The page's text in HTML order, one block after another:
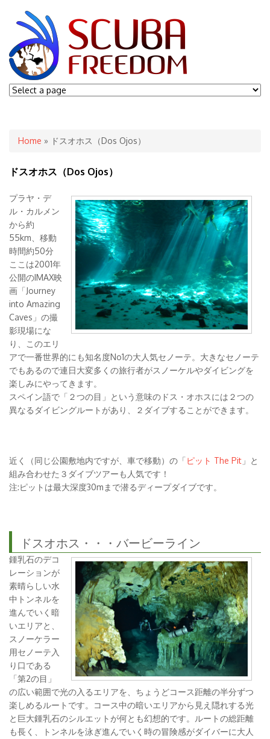
You are here
Home » ドスオホス（Dos Ojos）
ドスオホス（Dos Ojos）
プラヤ・デ
ル・カルメン
から約
55km、移動
時間約50分
ここは2001年
公開のIMAX映
画「Journey
into Amazing
Caves」の撮
影現場にな
り、このエリ
アで一番世界的にも知名度No1の大人気セノーテ。大きなセノーテ
でもあるので連日大変多くの旅行者がスノーケルやダイビングを
楽しみにやってきます。
スペイン語で「２つの目」という意味のドス・オホスには２つの
異なるダイビングルートがあり、２ダイブすることができます。
近く（同じ公園敷地内ですが、車で移動）の「ピット The Pit 」と
組み合わせた３ダイブツアーも人気です！
注:ピットは最大深度30mまで潜るディープダイブです。
ドスオホス・・・バービーライン
鍾乳石のデコ
レーションが
素晴らしい水
中トンネルを
進んでいく暗
いエリアと、
スノーケラー
用セノーテ入
り口である
「第2の目」
の広い範囲で光の入るエリアを、ちょうどコース距離の半分ずつ
楽しめるルートです。コース中の暗いエリアから見え隠れする光
と巨大鍾乳石のシルエットが何とも幻想的です。ルートの総距離
も長く、トンネルを泳ぎ進んでいく時の冒険感がダイバーに大人